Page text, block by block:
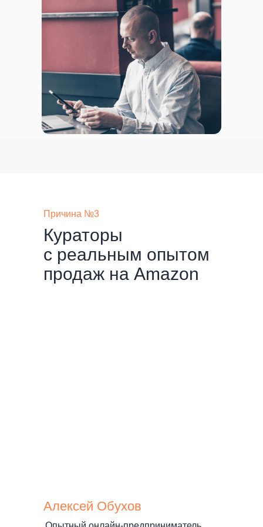
Кураторы
с реальным опытом
продаж на Amazon
Причина №3
Алексей Обухов